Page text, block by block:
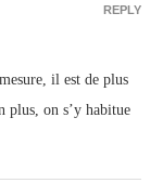
il est de plus
plus, on s’y habitue
REPLY